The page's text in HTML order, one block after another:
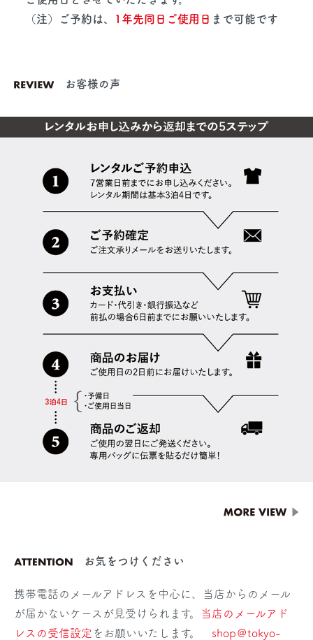
（注）ご予約は、
1年先同日ご使用日 まで可能です
お客様の声
お気をつけください
携帯電話のメールアドレスを中心に、当店からのメール
が届かないケースが見受けられます。
当店のメールアド
レスの受信設定 をお願いいたします。 shop＠tokyo-